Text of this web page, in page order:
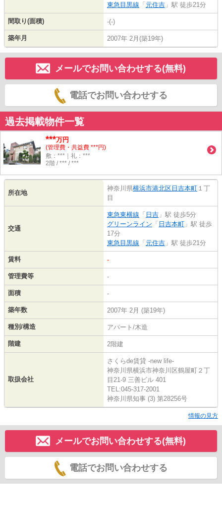
東急目黒線 「 元住吉 」駅 徒歩21分
間取り(面積) -(-)
築年月 2007年 2月(築19年)
メールでお問い合わせする(無料)
電話でお問い合わせする
過去掲載物件一覧
***万円
(管理費・共益費 ***円)
敷：***｜礼：***
2階 / *** / ***
所在地
神奈川県横浜市港北区 日吉本町 １丁
目
交通
東急東横線 「 日吉 」駅 徒歩5分
グリーンライン 「 日吉本町 」駅 徒歩
17分
東急目黒線 「 元住吉 」駅 徒歩21分
賃料 -
管理費等 -
面積 -
築年数 2007年 2月 (築19年)
種別/構造 アパート/木造
階建 2階建
取扱会社
さくらde賃貸 -new life-
神奈川県横浜市神奈川区鶴屋町２丁
目21-9 三善ビル 401
TEL:045-317-2001
神奈川県知事 (3) 第28256号
情報の見方
メールでお問い合わせする(無料)
電話でお問い合わせする